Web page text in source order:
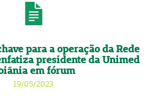
para a operação da Rede
presidente da Unimed
em fórum
19/05/2023